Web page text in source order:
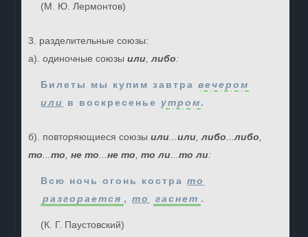
(М. Ю. Лермонтов)
3. разделительные союзы:
а). одиночные союзыили ,либо:
Билеты мы купим завтравечером
или
в воскресенье утром.
б). повторяющиеся союзыили ...или ,либо ...либо
то ...то ,не то ...не то ,то ли ...то ли:
Всю ночь огонь кострато
разгорается ,то гаснет .
(К. Г. Паустовский)